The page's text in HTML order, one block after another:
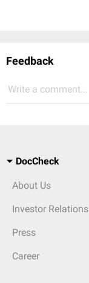
Feedback
Write a comment...
DocCheck
About Us
Investor Relations
Press
Career